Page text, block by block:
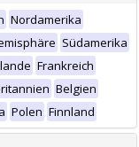
Nordamerika
Südamerika
Frankreich
Belgien
Polen Finnland